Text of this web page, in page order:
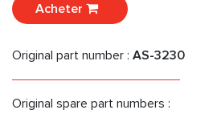
Acheter
Original part number : AS-3230
Original spare part numbers :